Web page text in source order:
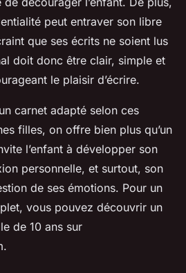
peut entraver son libre
que ses écrits ne soient lus
doit donc être clair, simple et
le plaisir d’écrire.
carnet adapté selon ces
filles, on offre bien plus qu’un
l’enfant à développer son
personnelle, et surtout, son
de ses émotions. Pour un
vous pouvez découvrir un
de 10 ans sur